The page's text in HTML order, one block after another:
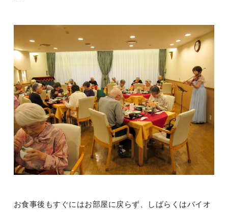
お食事後もすぐにはお部屋に戻らず、しばらくはバイオ